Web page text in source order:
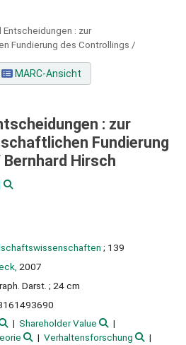
Entscheidungen : zur
Fundierung des Controllings /
MARC-Ansicht
: zur
Fundierung
Bernhard Hirsch
; 139
2007
Darst. ; 24 cm
Shareholder Value
Verhaltensforschung